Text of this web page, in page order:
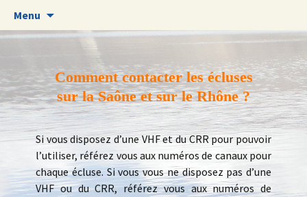
Menu
contenu
Comment contacter les écluses
sur la Saône et sur le Rhône ?
Si vous disposez d’une VHF et du CRR pour pouvoir
l’utiliser, référez vous aux numéros de canaux pour
chaque écluse. Si vous vous ne disposez pas d’une
VHF ou du CRR, référez vous aux numéros de